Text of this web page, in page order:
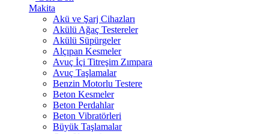
Makita
Akü ve Şarj Cihazları
Akülü Ağaç Testereler
Akülü Süpürgeler
Alçıpan Kesmeler
Avuç İçi Titreşim Zımpara
Avuç Taşlamalar
Benzin Motorlu Testere
Beton Kesmeler
Beton Perdahlar
Beton Vibratörleri
Büyük Taşlamalar